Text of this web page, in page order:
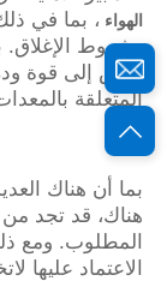
الهواء ، بما في
وشروط الإغلاق.
خاص إلى قوة
المتعلقة
بما أن هناك
هناك، قد تجد
المطلوب. ومع
الاعتماد عليها